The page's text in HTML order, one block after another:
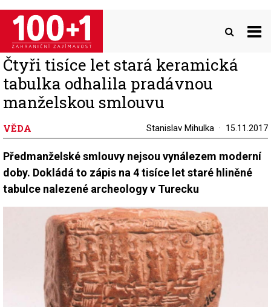
Přejít
hlavnímu
obsahu
Čtyři tisíce let stará keramická
tabulka odhalila pradávnou
manželskou smlouvu
VĚDA Stanislav Mihulka 15.11.2017
Předmanželské smlouvy nejsou vynálezem moderní
doby. Dokládá to zápis na 4 tisíce let staré hliněné
tabulce nalezené archeology v Turecku